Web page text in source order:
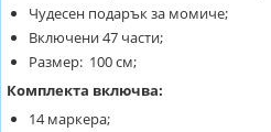
Чудесен подарък за момиче;
Включени 47 части;
Размер: 100 см;
Комплекта включва:
14 маркера;